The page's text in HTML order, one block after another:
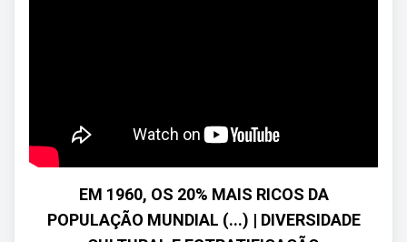
EM 1960, OS 20% MAIS RICOS DA
POPULAÇÃO MUNDIAL (...) | DIVERSIDADE